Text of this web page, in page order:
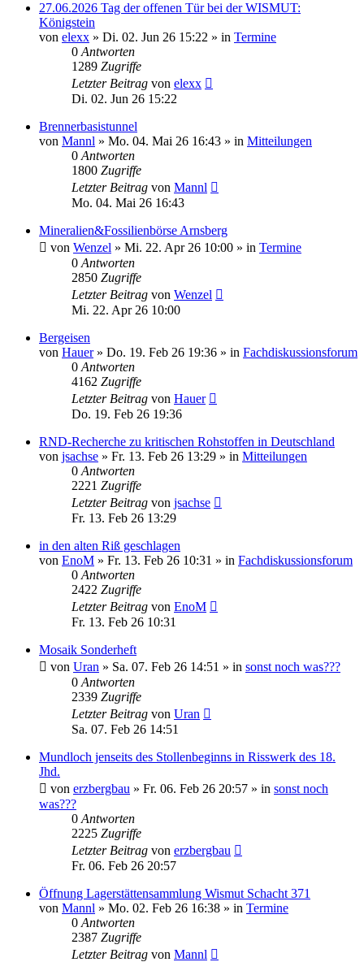
27.06.2026 Tag der offenen Tür bei der WISMUT:
Königstein
von elexx » Di. 02. Jun 26 15:22 » in Termine
0 Antworten
1289 Zugriffe
Letzter Beitrag von elexx
Di. 02. Jun 26 15:22
Brennerbasistunnel
von Mannl » Mo. 04. Mai 26 16:43 » in Mitteilungen
0 Antworten
1800 Zugriffe
Letzter Beitrag von Mannl
Mo. 04. Mai 26 16:43
Mineralien&Fossilienbörse Arnsberg
von Wenzel » Mi. 22. Apr 26 10:00 » in Termine
0 Antworten
2850 Zugriffe
Letzter Beitrag von Wenzel
Mi. 22. Apr 26 10:00
Bergeisen
von Hauer» Do. 19. Feb 26 19:36 » in Fachdiskussionsforum
0 Antworten
4162 Zugriffe
Letzter Beitrag von Hauer
Do. 19. Feb 26 19:36
RND-Recherche zu kritischen Rohstoffen in Deutschland
von jsachse » Fr. 13. Feb 26 13:29 » in Mitteilungen
0 Antworten
2221 Zugriffe
Letzter Beitrag von jsachse
Fr. 13. Feb 26 13:29
in den alten Riß geschlagen
von EnoM » Fr. 13. Feb 26 10:31 » in Fachdiskussionsforum
0 Antworten
2422 Zugriffe
Letzter Beitrag von EnoM
Fr. 13. Feb 26 10:31
Mosaik Sonderheft
von Uran » Sa. 07. Feb 26 14:51 » in sonst noch was???
0 Antworten
2339 Zugriffe
Letzter Beitrag von Uran
Sa. 07. Feb 26 14:51
Mundloch jenseits des Stollenbeginns in Risswerk des 18.
Jhd.
von erzbergbau » Fr. 06. Feb 26 20:57 » in sonst noch
was???
0 Antworten
2225 Zugriffe
Letzter Beitrag von erzbergbau
Fr. 06. Feb 26 20:57
Öffnung Lagerstättensammlung Wismut Schacht 371
von Mannl » Mo. 02. Feb 26 16:38 » in Termine
0 Antworten
2387 Zugriffe
Letzter Beitrag von Mannl